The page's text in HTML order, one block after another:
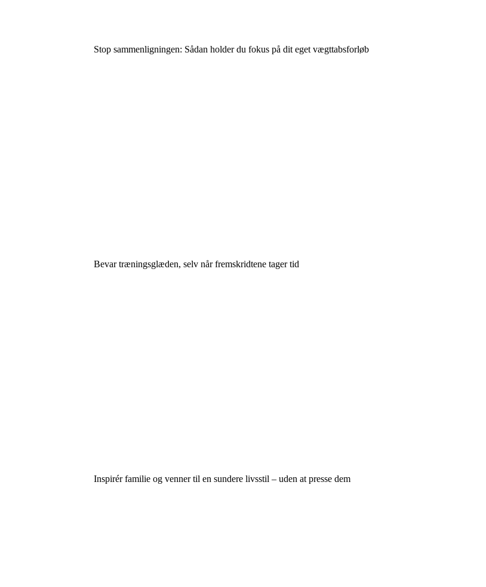
Stop sammenligningen: Sådan holder du fokus på dit eget vægttabsforløb
Bevar træningsglæden, selv når fremskridtene tager tid
Inspirér familie og venner til en sundere livsstil – uden at presse dem